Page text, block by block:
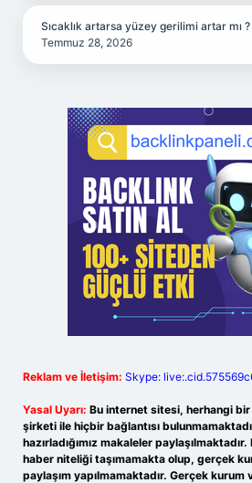
Sıcaklık artarsa yüzey gerilimi artar mı ?
Temmuz 28, 2026
Reklam ve İletişim: Skype:
Yasal Uyarı: Bu internet sitesi, herhangi
şirketi ile hiçbir bağlantısı
hazırladığımız makaleler
haber niteliği taşımamakta olup, gerçek
paylaşım yapılmamaktadır. Gerçek kurum